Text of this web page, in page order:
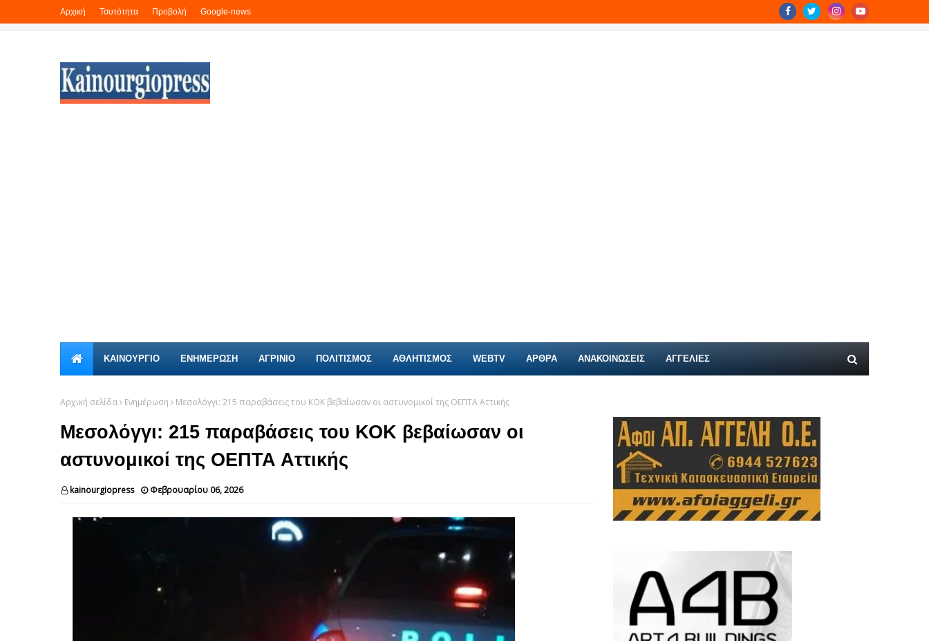
Αρχική Τσυτότητα Προβολή Google-news
ΚΑΙΝΟΎΡΓΙΟ ΕΝΗΜΕΡΩΣΗ ΑΓΡΙΝΙΟ ΠΟΛΙΤΙΣΜΟΣ ΑΘΛΗΤΙΣΜΟΣ WEBTV ΑΡΘΡΑ ΑΝΑΚΟΙΝΩΣΕΙΣ ΑΓΓΕΛΊΕΣ
Αρχική σελίδα Ενημέρωση Μεσολόγγι: 215 παραβάσεις του ΚΟΚ βεβαίωσαν οι αστυνομικοί της ΟΕΠΤΑ Αττικής
Μεσολόγγι: 215 παραβάσεις του ΚΟΚ βεβαίωσαν οι
αστυνομικοί της ΟΕΠΤΑ Αττικής
kainourgiopress Φεβρουαρίου 06, 2026